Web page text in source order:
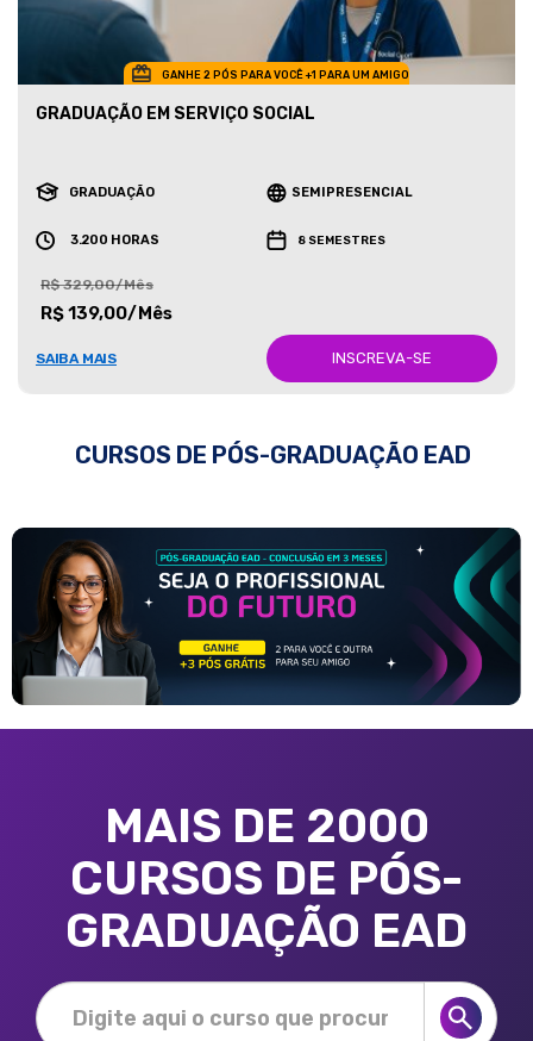
GANHE 2 PÓS PARA VOCÊ +1 PARA UM AMIGO
GRADUAÇÃO EM SERVIÇO SOCIAL
GRADUAÇÃO SEMIPRESENCIAL
3.200 HORAS 8 SEMESTRES
R$ 329,00/Mês
R$ 139,00/Mês
SAIBA MAIS INSCREVA-SE
CURSOS DE PÓS-GRADUAÇÃO EAD
MAIS DE 2000
CURSOS DE PÓS-
GRADUAÇÃO EAD